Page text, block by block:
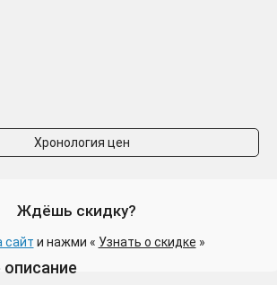
Хронология цен
Ждёшь скидку?
сайт и нажми « Узнать о скидке »